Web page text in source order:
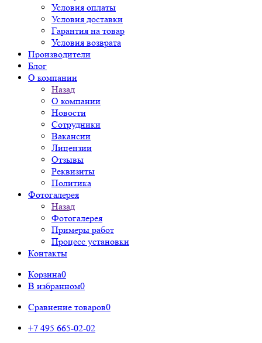
Условия оплаты
Условия доставки
Гарантия на товар
Условия возврата
Производители
Блог
О компании
Назад
О компании
Новости
Сотрудники
Вакансии
Лицензии
Отзывы
Реквизиты
Политика
Фотогалерея
Назад
Фотогалерея
Примеры работ
Процесс установки
Контакты
Корзина0
В избранном0
Сравнение товаров0
+7 495 665-02-02